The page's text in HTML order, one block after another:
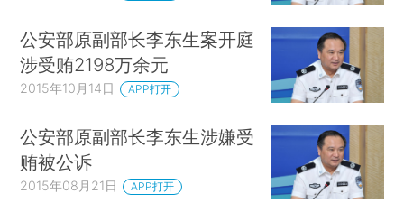
公安部原副部长李东生案开庭
涉受贿2198万余元
2015年10月14日 APP打开
公安部原副部长李东生涉嫌受
贿被公诉
2015年08月21日 APP打开